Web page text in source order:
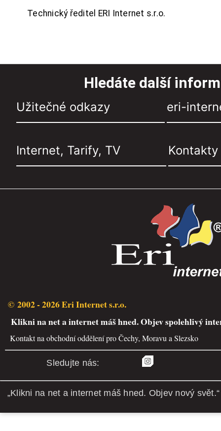
Technický ředitel ERI Internet s.r.o.
Hledáte další
Užitečné odkazy eri-
Internet, Tarify, TV Kontakty
© 2002 - 2026 Eri Internet s.r.o.
Klikni na net a internet máš hned. Objev spolehlivý
Kontakt na obchodní oddělení pro Čechy, Moravu a Slezsko
Sledujte nás:
„Klikni na net a internet máš hned. Objev nový svět.“